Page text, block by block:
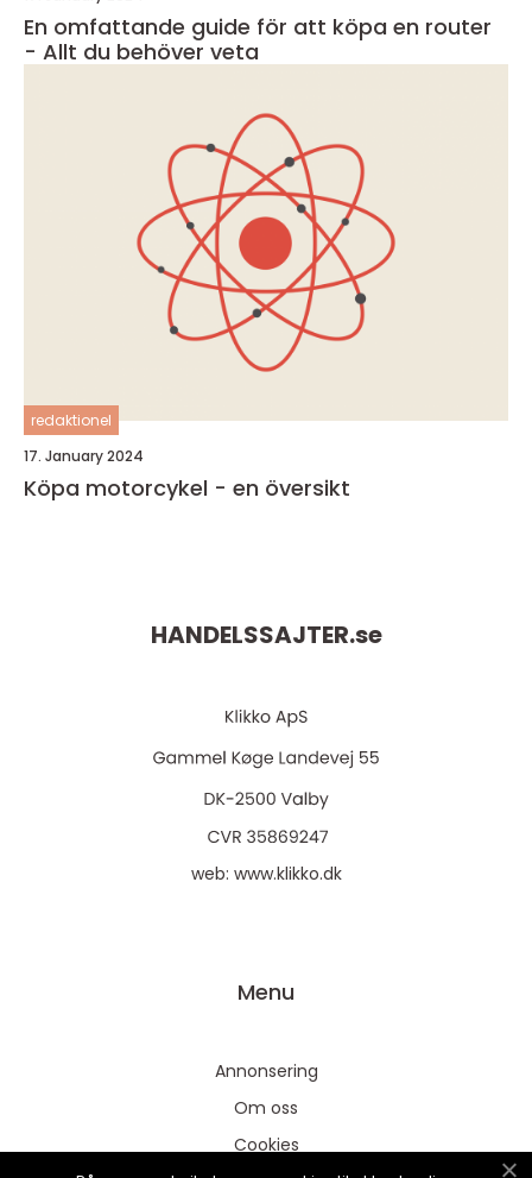
En omfattande guide för att köpa en router
- Allt du behöver veta
redaktionel
17. January 2024
Köpa motorcykel - en översikt
HANDELSSAJTER.se
web: www.klikko.dk
Menu
Annonsering
Om oss
Cookies